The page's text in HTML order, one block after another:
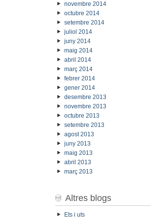
novembre 2014
octubre 2014
setembre 2014
juliol 2014
juny 2014
maig 2014
abril 2014
març 2014
febrer 2014
gener 2014
desembre 2013
novembre 2013
octubre 2013
setembre 2013
agost 2013
juny 2013
maig 2013
abril 2013
març 2013
Altres blogs
Ets i uts